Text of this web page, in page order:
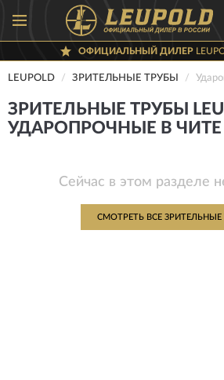
ОФИЦИАЛЬНЫЙ ДИЛЕР
LEUPOLD ЗРИТЕЛЬНЫЕ ТРУБЫ
ЗРИТЕЛЬНЫЕ ТРУБЫ
УДАРОПРОЧНЫЕ В ЧИТЕ
Сейчас в этом разделе
СМОТРЕТЬ ВСЕ ЗРИТЕЛЬНЫЕ